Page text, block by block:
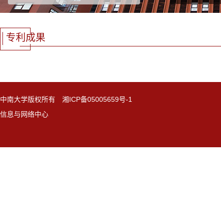
专利成果
中南大学版权所有 湘ICP备05005659号-1
信息与网络中心